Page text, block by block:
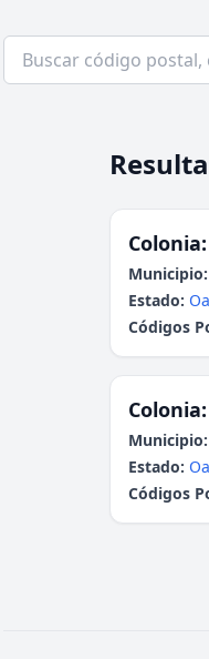
Colonia:
Municipio:
Estado:
Códigos
Colonia:
Municipio:
Estado:
Códigos